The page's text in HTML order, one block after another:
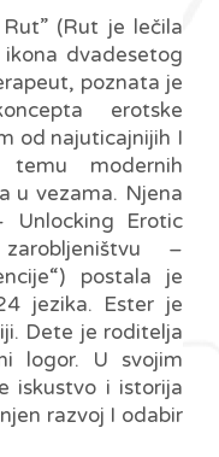
(Rut je lečila
dvadesetog
poznata je
erotske
od najuticajnijih I
modernih
u vezama. Njena
Erotic
–
postala je
jezika. Ester je
Dete je roditelja
logor. U svojim
iskustvo i istorija
razvoj I odabir